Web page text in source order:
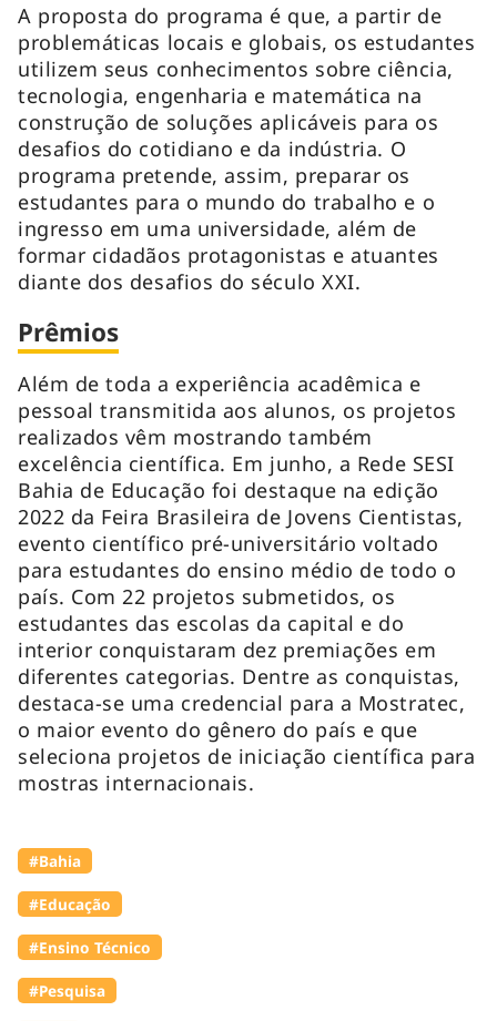
A proposta do programa é que, a partir de
problemáticas locais e globais, os estudantes
utilizem seus conhecimentos sobre ciência,
tecnologia, engenharia e matemática na
construção de soluções aplicáveis para os
desafios do cotidiano e da indústria. O
programa pretende, assim, preparar os
estudantes para o mundo do trabalho e o
ingresso em uma universidade, além de
formar cidadãos protagonistas e atuantes
diante dos desafios do século XXI.
Prêmios
Além de toda a experiência acadêmica e
pessoal transmitida aos alunos, os projetos
realizados vêm mostrando também
excelência científica. Em junho, a Rede SESI
Bahia de Educação foi destaque na edição
2022 da Feira Brasileira de Jovens Cientistas,
evento científico pré-universitário voltado
para estudantes do ensino médio de todo o
país. Com 22 projetos submetidos, os
estudantes das escolas da capital e do
interior conquistaram dez premiações em
diferentes categorias. Dentre as conquistas,
destaca-se uma credencial para a Mostratec,
o maior evento do gênero do país e que
seleciona projetos de iniciação científica para
mostras internacionais.
#Bahia
#Educação
#Ensino Técnico
#Pesquisa